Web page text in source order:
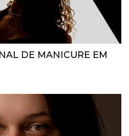
DE MANICURE EM